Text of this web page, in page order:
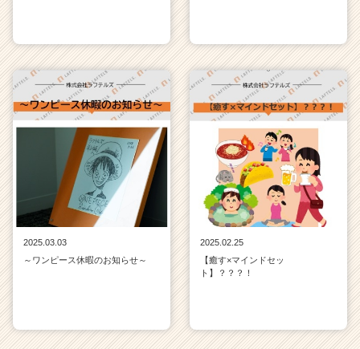
2025.03.03
～ワンピース休暇のお知らせ～
2025.02.25
【癒す×マインドセッ
ト】？？？！